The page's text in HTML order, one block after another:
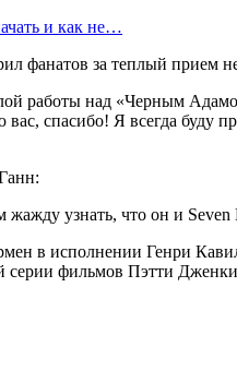
и как не…
фанатов за теплый прием
работы над «Черным
спасибо! Я всегда буду
узнать, что он и
в исполнении Генри
серии фильмов Пэтти